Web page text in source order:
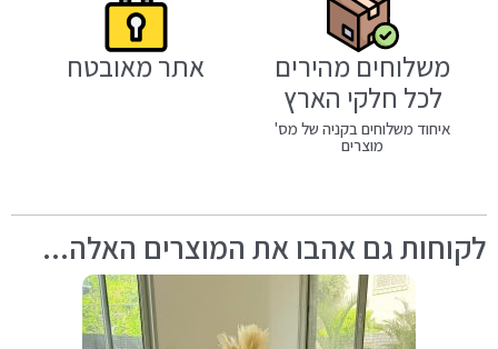
משלוחים מהירים
לכל חלקי הארץ
איחוד משלוחים בקניה של מס'
מוצרים
אתר מאובטח
לקוחות גם אהבו את המוצרים האלה...